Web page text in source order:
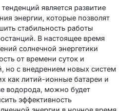
является развитие
энергии, которые позволят
стабильность работы
В настоящее время
солнечной энергетики
от времени суток и
но с внедрением новых систем
как литий-ионные батареи и
водорода, можно будет
эффективность